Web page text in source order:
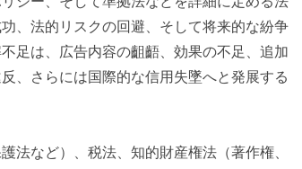
、法的リスクの回避、そして将来的な紛争
足は、広告内容の齟齬、効果の不足、追加
、さらには国際的な信用失墜へと発展する
法など）、税法、知的財産権法（著作権、